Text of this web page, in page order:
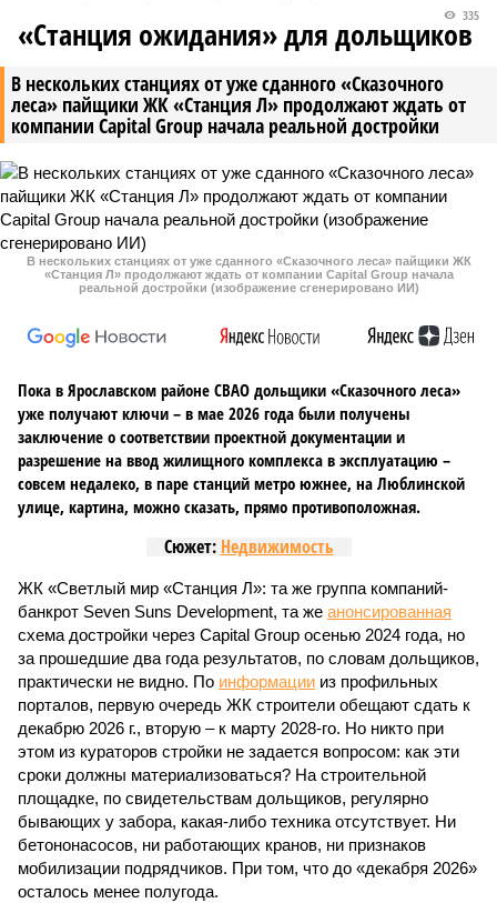
В нескольких станциях от уже сданного «Сказочного
леса» пайщики ЖК «Станция Л» продолжают ждать от
компании Capital Group начала реальной достройки
335
«Станция ожидания» для дольщиков
В нескольких станциях от уже сданного «Сказочного леса» пайщики ЖК
«Станция Л» продолжают ждать от компании Capital Group начала
реальной достройки (изображение сгенерировано ИИ)
Пока в Ярославском районе СВАО дольщики «Сказочного леса»
уже получают ключи – в мае 2026 года были получены
заключение о соответствии проектной документации и
разрешение на ввод жилищного комплекса в эксплуатацию –
совсем недалеко, в паре станций метро южнее, на Люблинской
улице, картина, можно сказать, прямо противоположная.
Сюжет: Недвижимость
ЖК «Светлый мир «Станция Л»: та же группа компаний-
банкрот Seven Suns Development, та же анонсированная
схема достройки через Capital Group осенью 2024 года, но
за прошедшие два года результатов, по словам дольщиков,
практически не видно. По информации из профильных
порталов, первую очередь ЖК строители обещают сдать к
декабрю 2026 г., вторую – к марту 2028-го. Но никто при
этом из кураторов стройки не задается вопросом: как эти
сроки должны материализоваться? На строительной
площадке, по свидетельствам дольщиков, регулярно
бывающих у забора, какая-либо техника отсутствует. Ни
бетононасосов, ни работающих кранов, ни признаков
мобилизации подрядчиков. При том, что до «декабря 2026»
осталось менее полугода.